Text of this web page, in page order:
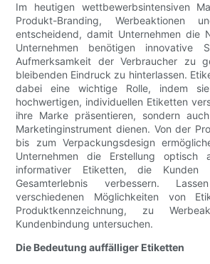
Im heutigen wettbewerbsintensiven
Produkt-Branding, Werbeaktionen
entscheidend, damit Unternehmen die
Unternehmen benötigen innovative
Aufmerksamkeit der Verbraucher zu
bleibenden Eindruck zu hinterlassen.
dabei eine wichtige Rolle, indem
hochwertigen, individuellen Etiketten
ihre Marke präsentieren, sondern
Marketinginstrument dienen. Von der
bis zum Verpackungsdesign
Unternehmen die Erstellung optisch
informativer Etiketten, die
Gesamterlebnis verbessern.
verschiedenen Möglichkeiten von
Produktkennzeichnung, zu
Kundenbindung untersuchen.
Die Bedeutung auffälliger Etiketten